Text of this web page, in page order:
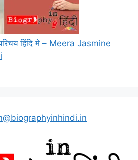
हिंदि मे – Meera Jasmine